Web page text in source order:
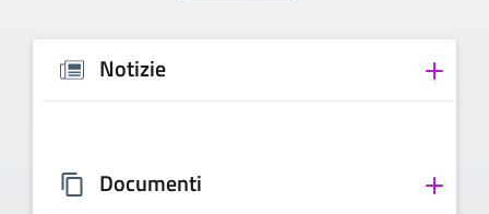
Notizie
Documenti